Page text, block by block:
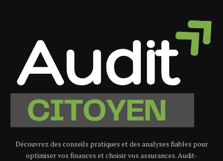
Découvrez des conseils pratiques et des analyses fiables pour
optimiser vos finances et choisir vos assurances. Audit-